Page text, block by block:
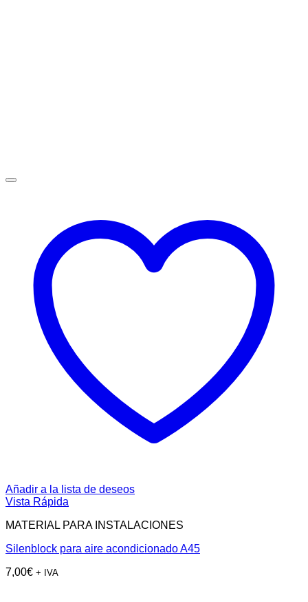
Añadir a la lista de deseos
Vista Rápida
MATERIAL PARA INSTALACIONES
Silenblock para aire acondicionado A45
7,00€ + IVA